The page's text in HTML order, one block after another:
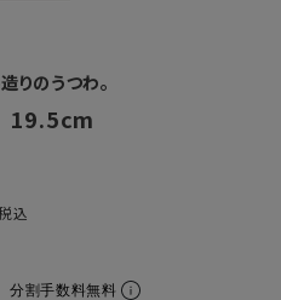
りのうつわ。
19.5cm
込
分割手数料無料